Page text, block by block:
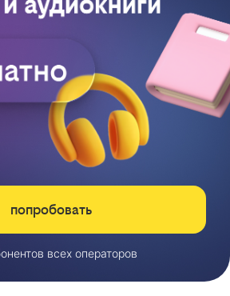
попробовать
всех операторов